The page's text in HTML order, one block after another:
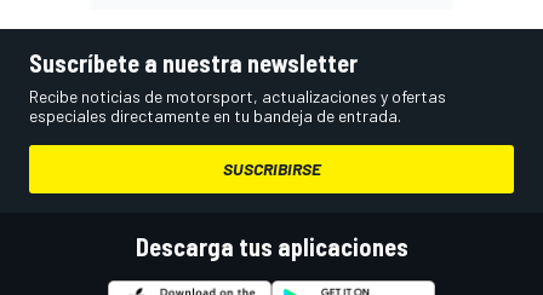
Suscríbete a nuestra newsletter
Recibe noticias de motorsport, actualizaciones y ofertas
especiales directamente en tu bandeja de entrada.
SUSCRIBIRSE
Descarga tus aplicaciones